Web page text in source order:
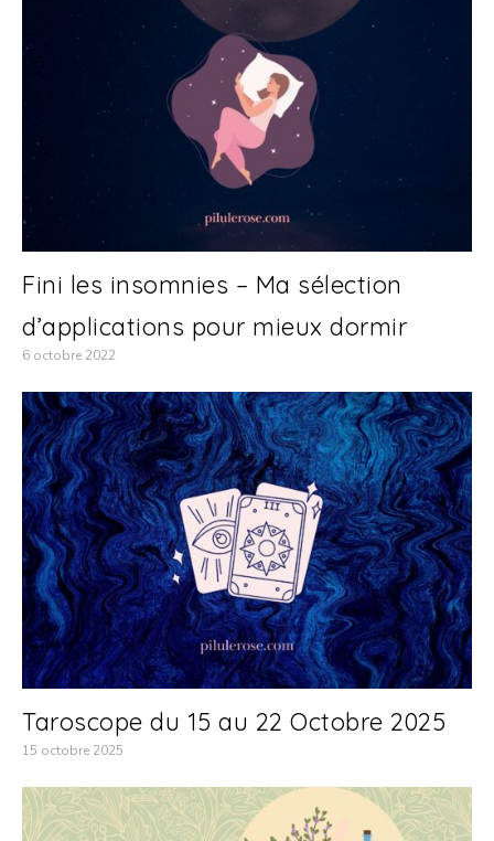
Fini les insomnies – Ma sélection
d’applications pour mieux dormir
6 octobre 2022
Taroscope du 15 au 22 Octobre 2025
15 octobre 2025